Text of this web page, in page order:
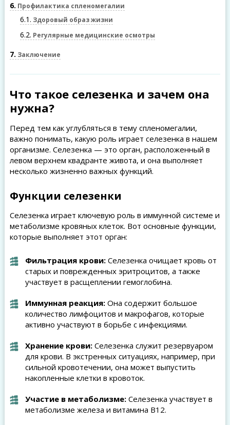
6 Профилактика спленомегалии
6.1 Здоровый образ жизни
6.2 Регулярные медицинские осмотры
7 Заключение
Что такое селезенка и зачем она
нужна?
Перед тем как углубляться в тему спленомегалии,
важно понимать, какую роль играет селезенка в нашем
организме. Селезенка — это орган, расположенный в
левом верхнем квадранте живота, и она выполняет
несколько жизненно важных функций.
Функции селезенки
Селезенка играет ключевую роль в иммунной системе и
метаболизме кровяных клеток. Вот основные функции,
которые выполняет этот орган:
Фильтрация крови:Селезенка очищает кровь от
старых и поврежденных эритроцитов, а также
участвует в расщеплении гемоглобина.
Иммунная реакция:Она содержит большое
количество лимфоцитов и макрофагов, которые
активно участвуют в борьбе с инфекциями.
Хранение крови:Селезенка служит резервуаром
для крови. В экстренных ситуациях, например, при
сильной кровотечении, она может выпустить
накопленные клетки в кровоток.
Участие в метаболизме:Селезенка участвует в
метаболизме железа и витамина В12.